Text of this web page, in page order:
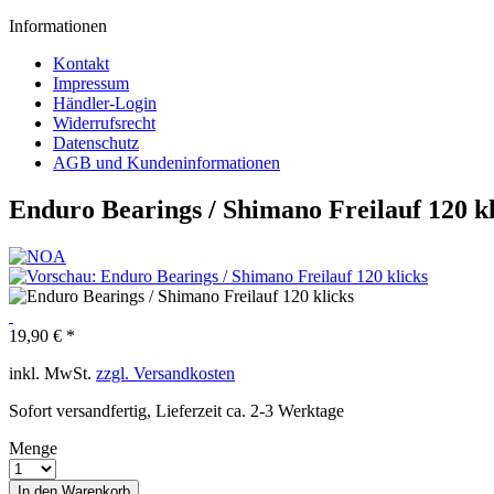
Informationen
Kontakt
Impressum
Händler-Login
Widerrufsrecht
Datenschutz
AGB und Kundeninformationen
Enduro Bearings / Shimano Freilauf 120
19,90 € *
inkl. MwSt. zzgl. Versandkosten
Sofort versandfertig, Lieferzeit ca. 2-3 Werktage
Menge